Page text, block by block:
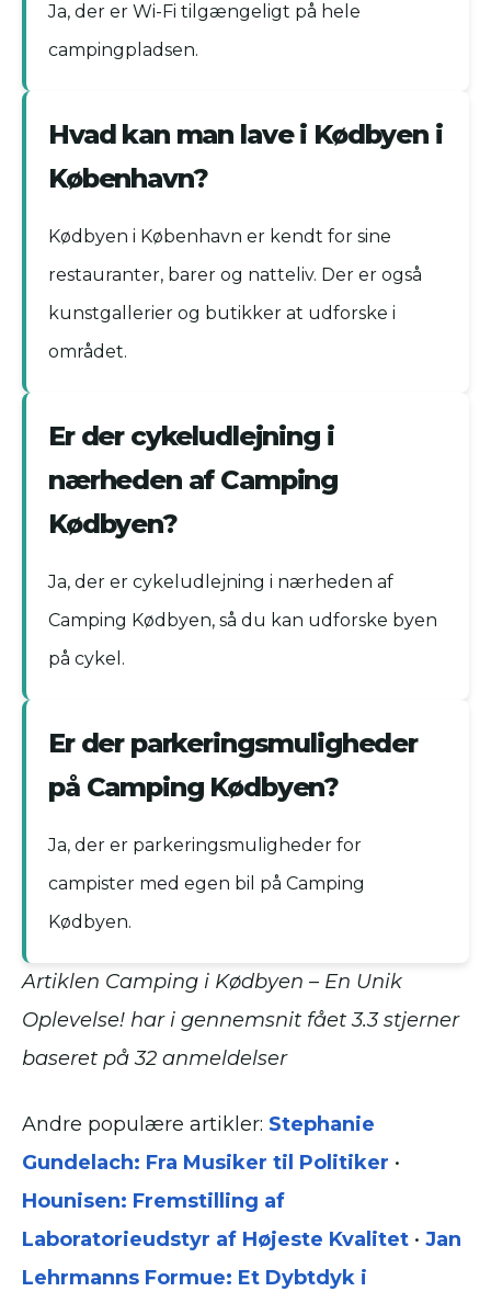
Ja, der er Wi-Fi tilgængeligt på hele
campingpladsen.
Hvad kan man lave i Kødbyen i
København?
Kødbyen i København er kendt for sine
restauranter, barer og natteliv. Der er også
kunstgallerier og butikker at udforske i
området.
Er der cykeludlejning i
nærheden af Camping
Kødbyen?
Ja, der er cykeludlejning i nærheden af
Camping Kødbyen, så du kan udforske byen
på cykel.
Er der parkeringsmuligheder
på Camping Kødbyen?
Ja, der er parkeringsmuligheder for
campister med egen bil på Camping
Kødbyen.
Artiklen Camping i Kødbyen – En Unik
Oplevelse! har i gennemsnit fået3.3stjerner
baseret på32 anmeldelser
Andre populære artikler: Stephanie
Gundelach: Fra Musiker til Politiker •
Hounisen: Fremstilling af
Laboratorieudstyr af Højeste Kvalitet • Jan
Lehrmanns Formue: Et Dybtdyk i